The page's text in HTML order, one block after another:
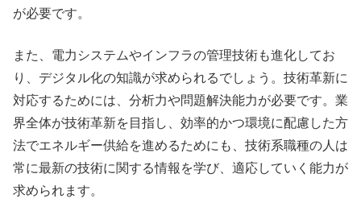
が必要です。
また、電力システムやインフラの管理技術も進化してお
り、デジタル化の知識が求められるでしょう。技術革新に
対応するためには、分析力や問題解決能力が必要です。業
界全体が技術革新を目指し、効率的かつ環境に配慮した方
法でエネルギー供給を進めるためにも、技術系職種の人は
常に最新の技術に関する情報を学び、適応していく能力が
求められます。